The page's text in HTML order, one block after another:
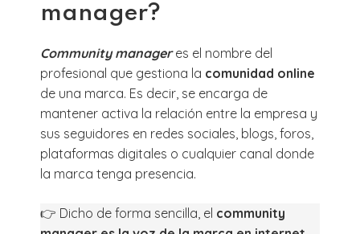
manager?
Community manageres el nombre del
profesional que gestiona la comunidad online
de una marca. Es decir, se encarga de
mantener activa la relación entre la empresa y
sus seguidores en redes sociales, blogs, foros,
plataformas digitales o cualquier canal donde
la marca tenga presencia.
👉 Dicho de forma sencilla, el community